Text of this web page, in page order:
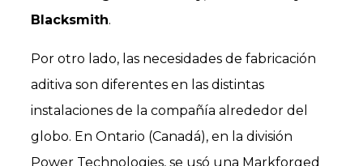
Blacksmith.
Por otro lado, las necesidades de fabricación
aditiva son diferentes en las distintas
instalaciones de la compañía alrededor del
globo. En Ontario (Canadá), en la división
Power Technologies, se usó una Markforged